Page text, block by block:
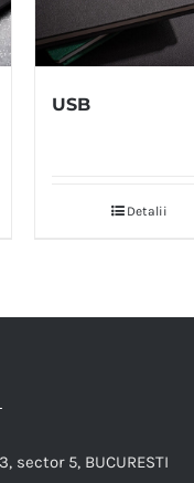
USB
Detalii
sector 5, BUCURESTI